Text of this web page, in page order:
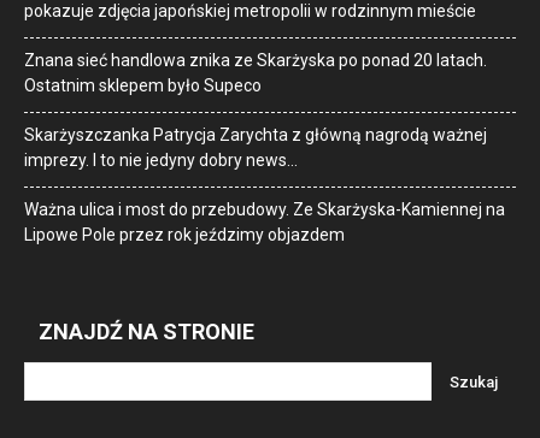
pokazuje zdjęcia japońskiej metropolii w rodzinnym mieście
Znana sieć handlowa znika ze Skarżyska po ponad 20 latach.
Ostatnim sklepem było Supeco
Skarżyszczanka Patrycja Zarychta z główną nagrodą ważnej
imprezy. I to nie jedyny dobry news…
Ważna ulica i most do przebudowy. Ze Skarżyska-Kamiennej na
Lipowe Pole przez rok jeździmy objazdem
ZNAJDŹ NA STRONIE